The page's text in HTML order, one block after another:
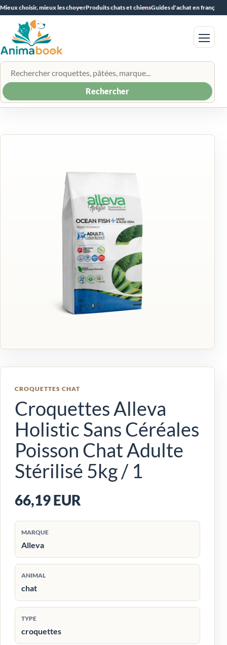
Mieux choisir, mieux les choyerProduits chats et chiensGuides d'achat en français
Rechercher un produit
Rechercher
Menu
CROQUETTES CHAT
Croquettes Alleva
Holistic Sans Céréales
Poisson Chat Adulte
Stérilisé 5kg / 1
66,19 EUR
MARQUE
Alleva
ANIMAL
chat
TYPE
croquettes